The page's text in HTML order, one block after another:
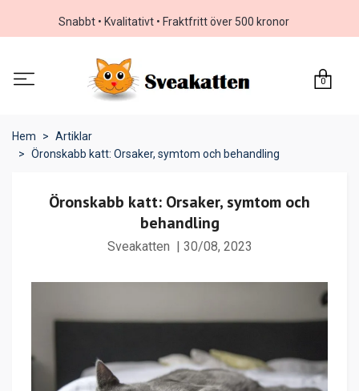
Snabbt • Kvalitativt • Fraktfritt över 500 kronor
0
Hem
Artiklar
Öronskabb katt: Orsaker, symtom och behandling
Öronskabb katt: Orsaker, symtom och
behandling
Sveakatten 30/08, 2023